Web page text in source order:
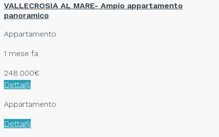
VALLECROSIA AL MARE- Ampio appartamento
panoramico
Appartamento
1 mese fa
248.000€
Dettagli
Appartamento
Dettagli